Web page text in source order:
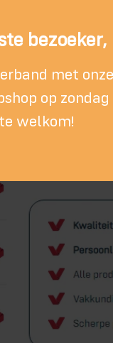
bezoeker,
met
op
welkom!